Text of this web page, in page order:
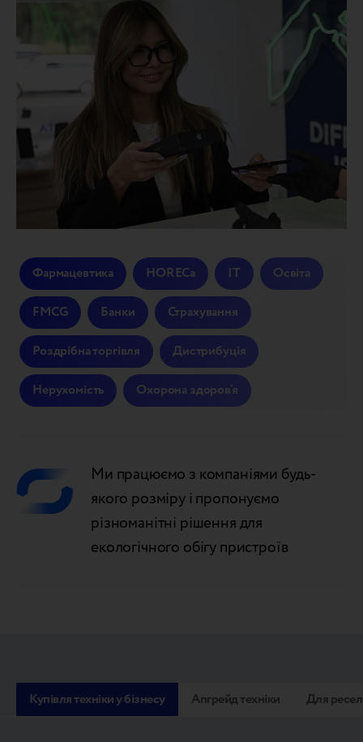
Фармацевтика HORECa IT Освіта
FMCG Банки Страхування
Роздрібна торгівля Дистрибуція
Нерухомість Охорона здоров’я
Ми працюємо з компаніями будь-
якого розміру і пропонуємо
різноманітні рішення для
екологічного обігу пристроїв
Купівля техніки у бізнесу Апгрейд техніки Для